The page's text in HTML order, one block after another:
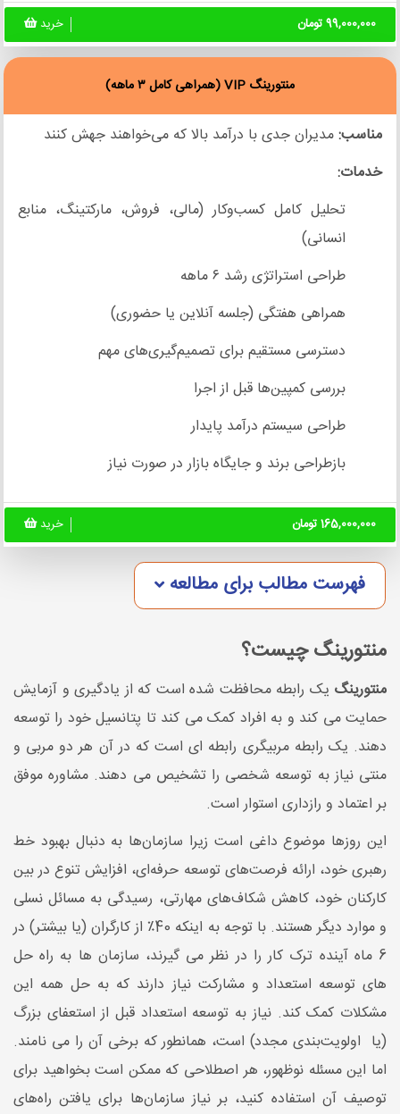
99,000,000 تومان خرید
منتورینگ VIP (همراهی کامل ۳ ماهه)
مناسب:مدیران جدی با درآمد بالا که می‌خواهند جهش کنند
خدمات:
تحلیل کامل کسب‌وکار (مالی، فروش، مارکتینگ، منابع
انسانی)
طراحی استراتژی رشد ۶ ماهه
همراهی هفتگی (جلسه آنلاین یا حضوری)
دسترسی مستقیم برای تصمیم‌گیری‌های مهم
بررسی کمپین‌ها قبل از اجرا
طراحی سیستم درآمد پایدار
بازطراحی برند و جایگاه بازار در صورت نیاز
165,000,000 تومان خرید
فهرست مطالب برای مطالعه
منتورینگ چیست؟
منتورینگ یک رابطه محافظت شده است که از یادگیری و آزمایش
حمایت می کند و به افراد کمک می کند تا پتانسیل خود را توسعه
دهند. یک رابطه مربیگری رابطه ای است که در آن هر دو مربی و
منتی نیاز به توسعه شخصی را تشخیص می دهند. مشاوره موفق
بر اعتماد و رازداری استوار است.
این روزها موضوع داغی است زیرا سازمان‌ها به دنبال بهبود خط
رهبری خود، ارائه فرصت‌های توسعه حرفه‌ای، افزایش تنوع در بین
کارکنان خود، کاهش شکاف‌های مهارتی، رسیدگی به مسائل نسلی
و موارد دیگر هستند. با توجه به اینکه 40٪ از کارگران (یا بیشتر) در
6 ماه آینده ترک کار را در نظر می گیرند، سازمان ها به راه حل
های توسعه استعداد و مشارکت نیاز دارند که به حل همه این
مشکلات کمک کند. نیاز به توسعه استعداد قبل از استعفای بزرگ
(یا اولویت‌بندی مجدد) است، همانطور که برخی آن را می نامند.
اما این مسئله نوظهور، هر اصطلاحی که ممکن است بخواهید برای
توصیف آن استفاده کنید، بر نیاز سازمان‌ها برای یافتن راه‌های